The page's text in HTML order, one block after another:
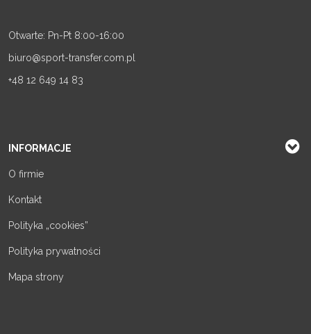
Otwarte: Pn-Pt 8:00-16:00
biuro@sport-transfer.com.pl
+48 12 649 14 83
INFORMACJE
O firmie
Kontakt
Polityka „cookies”
Polityka prywatności
Mapa strony